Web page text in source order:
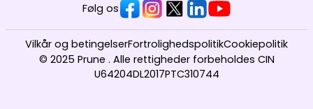
Følg os
© 2025 Prune . Alle rettigheder forbeholdes CIN
U64204DL2017PTC310744
Vilkår og betingelserFortrolighedspolitikCookiepolitik